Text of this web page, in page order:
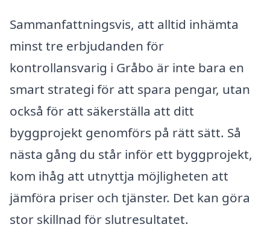
Sammanfattningsvis, att alltid inhämta
minst tre erbjudanden för
kontrollansvarig i Gråbo är inte bara en
smart strategi för att spara pengar, utan
också för att säkerställa att ditt
byggprojekt genomförs på rätt sätt. Så
nästa gång du står inför ett byggprojekt,
kom ihåg att utnyttja möjligheten att
jämföra priser och tjänster. Det kan göra
stor skillnad för slutresultatet.